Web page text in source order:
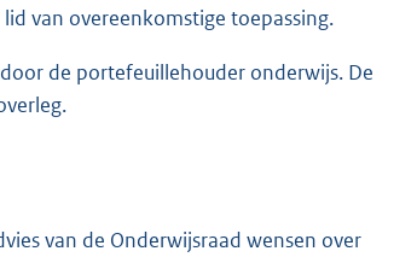
van overeenkomstige toepassing.
de portefeuillehouder onderwijs. De
van de Onderwijsraad wensen over